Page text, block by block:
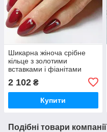
Шикарна жіноча срібне
кільце з золотими
вставками і фіанітами
2 102 ₴
Купити
Подібні товари компанії